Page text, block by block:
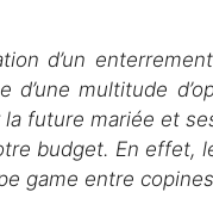
d’un
d’une multitude
future mariée et
budget. En effet,
game entre